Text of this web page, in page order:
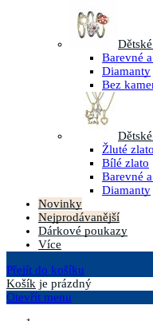
Barevné
Diamanty
Bez
Žluté zlato
Bílé zlato
Barevné
Diamanty
Novinky
Nejprodávanější
Dárkové poukazy
Více
Přejít do košíku
Košík je prázdný
Otevřít menu